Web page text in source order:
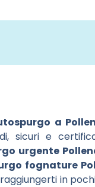
a
sicuri e
urgente
fognature
in